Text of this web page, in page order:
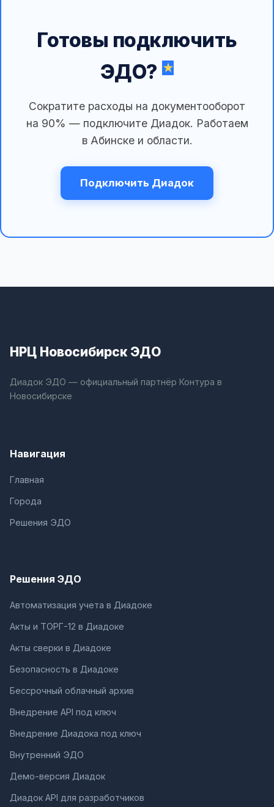
Готовы подключить
ЭДО?
Сократите расходы на документооборот
на 90% — подключите Диадок. Работаем
в Абинске и области.
Подключить Диадок
НРЦ Новосибирск ЭДО
Диадок ЭДО — официальный партнёр Контура в
Новосибирске
Навигация
Главная
Города
Решения ЭДО
Решения ЭДО
Автоматизация учета в Диадоке
Акты и ТОРГ-12 в Диадоке
Акты сверки в Диадоке
Безопасность в Диадоке
Бессрочный облачный архив
Внедрение API под ключ
Внедрение Диадока под ключ
Внутренний ЭДО
Демо-версия Диадок
Диадок API для разработчиков